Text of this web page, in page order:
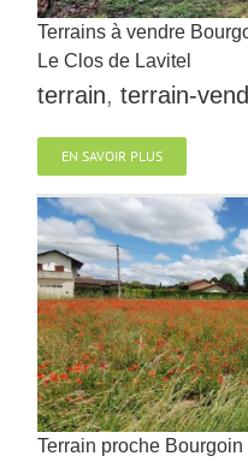
Terrains à vendre
Le Clos de Lavitel
terrain, terrain-
EN SAVOIR PLUS
Terrain proche